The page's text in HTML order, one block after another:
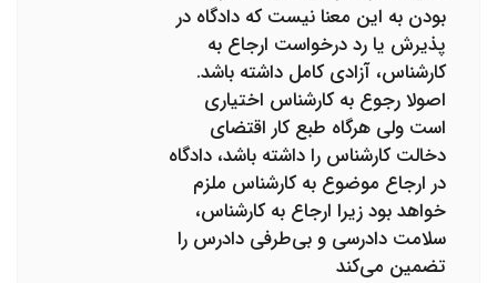
بودن به این معنا نیست که دادگاه در
پذیرش یا رد درخواست ارجاع به
کارشناس، آزادی کامل داشته باشد.
اصولا رجوع به کارشناس اختیاری
است ولی هرگاه طبع کار اقتضای
دخالت کارشناس را داشته باشد، دادگاه
در ارجاع موضوع به کارشناس ملزم
خواهد بود زیرا ارجاع به کارشناس،
سلامت دادرسی و بی‌طرفی دادرس را
تضمین می‌کند